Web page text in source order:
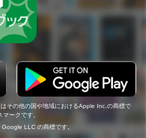
その他の国や地域におけるApple Inc.の商標で
ークです。
LLC の商標です。